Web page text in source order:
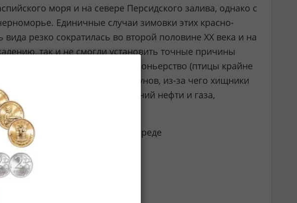
моря и на севере Персидского залива, однако с
Единичные случаи зимовки этих красно-
резко сократилась во второй половине XX века и на
так и не смогли установить точные причины
факторов, в частности браконьерство (птицы крайне
количества грызунов, из-за чего хищники
(разработка месторождений нефти и газа,
в местах зимовки.